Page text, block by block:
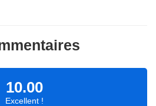
10.00
Excellent !